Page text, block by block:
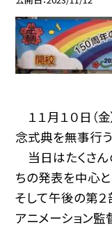
１１月１０日（
念式典を無事行う
当日はたくさん
ちの発表を中心
そして午後の第
アニメーション